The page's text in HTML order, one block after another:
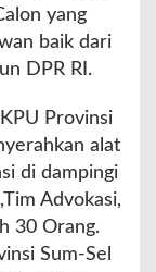
yang
baik dari
DPR RI.
Provinsi
alat
di dampingi
Advokasi,
30 Orang.
Sum-Sel